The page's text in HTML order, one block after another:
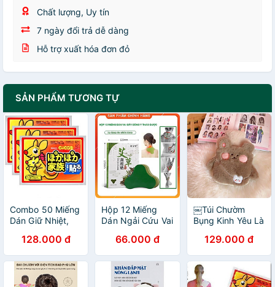
Chất lượng, Uy tín
7 ngày đổi trả dễ dàng
Hỗ trợ xuất hóa đơn đỏ
SẢN PHẨM TƯƠNG TỰ
Combo 50 Miếng
Dán Giữ Nhiệt,
Con Chuột Túi
128.000 đ
Hộp 12 Miếng
Dán Ngải Cứu Vai
Vai Gáy Giảm
Đau Thắt Lưng
66.000 đ
￼Túi Chườm
Bụng Kinh Yêu Là
Ngày Dâu Không
Còn Đau Bụng
Kèm Thiệp
129.000 đ